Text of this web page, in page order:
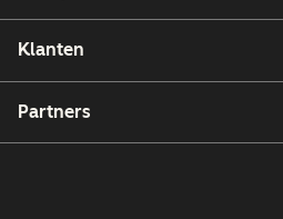
Klanten
Partners